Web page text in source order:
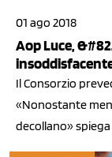
01 ago 2018
Aop Luce,
Il Consorzio
«Nonostante
decollano»